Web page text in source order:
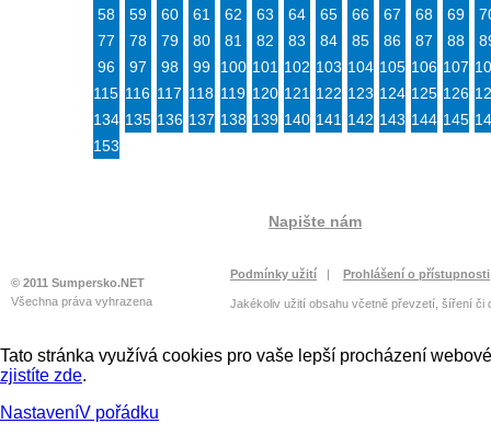
58
59 60 61 62 63 64 65 66 67 68 69
77
78 79 80 81 82 83 84 85 86 87 88
96
97 98 99 100 101 102 103 104 105 106 107
115 116 117 118 119 120 121 122 123 124 125 126
134 135 136 137 138 139 140 141 142 143 144 145
153
© 2011 Sumpersko.NET
Všechna práva vyhrazena
Napište nám
Podmínky užití | Prohlášení o přístupnosti
Jakékoliv užití obsahu včetně převzetí, šíření či
Tato stránka využívá cookies pro vaše lepší procházení
zjistíte zde.
NastaveníV pořádku